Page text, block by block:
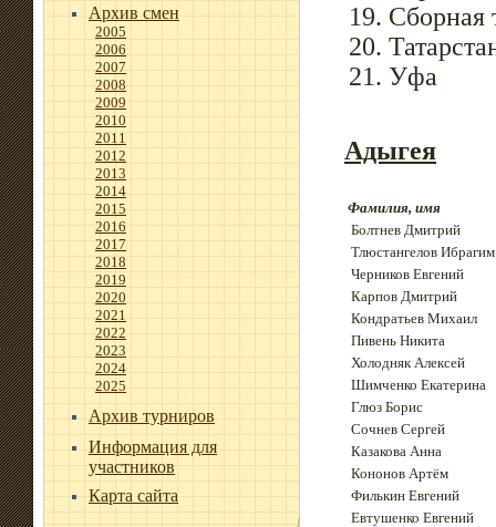
Архив смен
2005
2006
2007
2008
2009
2010
2011
2012
2013
2014
2015
2016
2017
2018
2019
2020
2021
2022
2023
2024
2025
Архив турниров
Информация для
участников
Карта сайта
Сборная
Уфа
Адыгея
Фамилия, имя
Болтнев Дмитрий
Тлюстангелов Ибрагим
Черников Евгений
Карпов Дмитрий
Кондратьев Михаил
Пивень Никита
Холодняк Алексей
Шимченко Екатерина
Глюз Борис
Сочнев Сергей
Казакова Анна
Кононов Артём
Филькин Евгений
Евтушенко Евгений